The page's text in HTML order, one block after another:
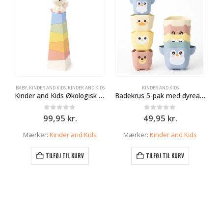
BABY, KINDER AND KIDS, KINDER AND KIDS
Kinder and Kids Økologisk BIOplast Stabletårn enhjørning.
0 ud af 5
99,95 kr.
Mærker: Kinder and Kids
TILFØJ TIL KURV
KINDER AND KIDS
Badekrus 5-pak med dyreansigter – Sjovt og lærende vandlegetøj
0 ud af 5
49,95 kr.
Mærker: Kinder and Kids
TILFØJ TIL KURV